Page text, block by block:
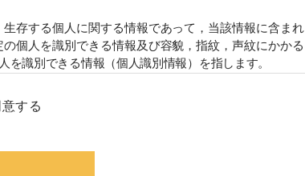
存する個人に関する情報であって，当該情報に含まれる
人を識別できる情報及び容貌，指紋，声紋にかかるデ
識別できる情報（個人識別情報）を指します。
する